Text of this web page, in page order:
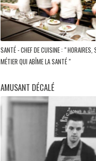
SANTÉ - CHEF DE CUISINE : " HORAIRES,
MÉTIER QUI ABÎME LA SANTÉ "
AMUSANT DÉCALÉ